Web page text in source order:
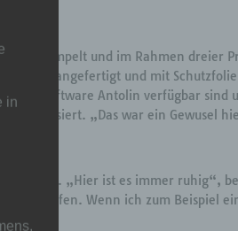
und im Rahmen dreier
angefertigt und mit
Lesesoftware Antolin verfügbar sind
„Das war ein Gewusel
„Hier ist es immer ruhig“,
geholfen. Wenn ich zum Beispiel
in